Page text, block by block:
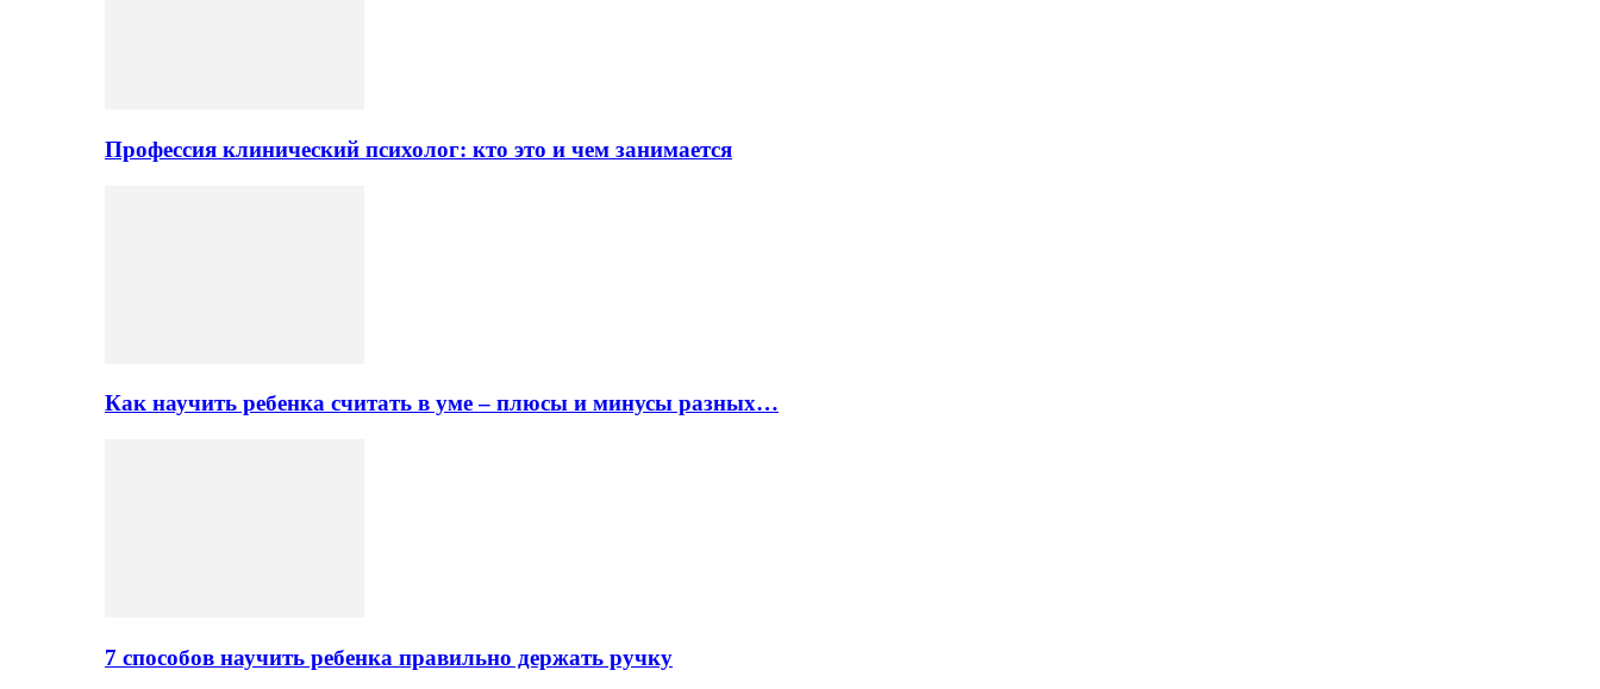
Профессия клинический психолог: кто это и чем занимается
Как научить ребенка считать в уме – плюсы и минусы разных…
7 способов научить ребенка правильно держать ручку